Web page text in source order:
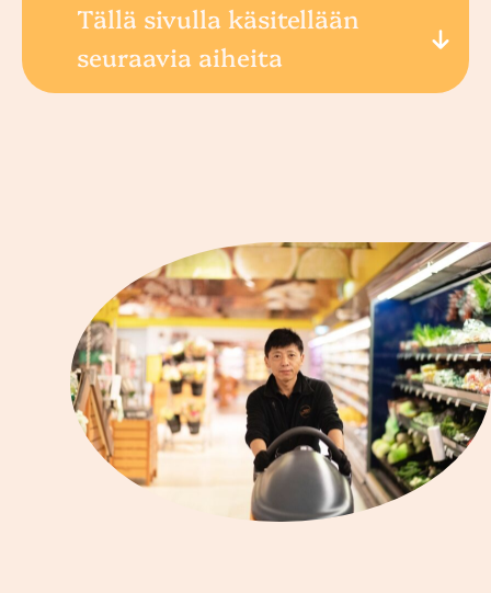
Tällä sivulla käsitellään
seuraavia aiheita